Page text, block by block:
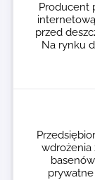
Producent
przed
Na rynku
wdrożenia